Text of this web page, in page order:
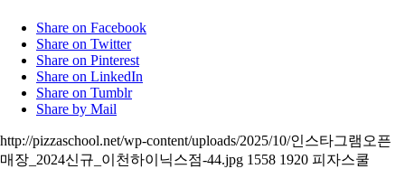
Share on Facebook
Share on Twitter
Share on Pinterest
Share on LinkedIn
Share on Tumblr
Share by Mail
http://pizzaschool.net/wp-content/uploads/2025/10/인스타그램오픈
매장_2024신규_이천하이닉스점-44.jpg 1558 1920 피자스쿨